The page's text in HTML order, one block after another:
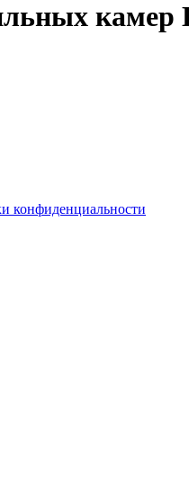
камер
конфиденциальности